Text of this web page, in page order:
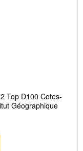
Top D100 Cotes-
Géographique